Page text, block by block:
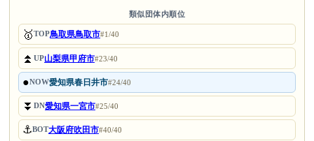
類似団体内順位
🥇TOP鳥取県鳥取市#1/40
⏫UP山梨県甲府市#23/40
●NOW愛知県春日井市#24/40
⏬DN愛知県一宮市#25/40
⚓BOT大阪府吹田市#40/40